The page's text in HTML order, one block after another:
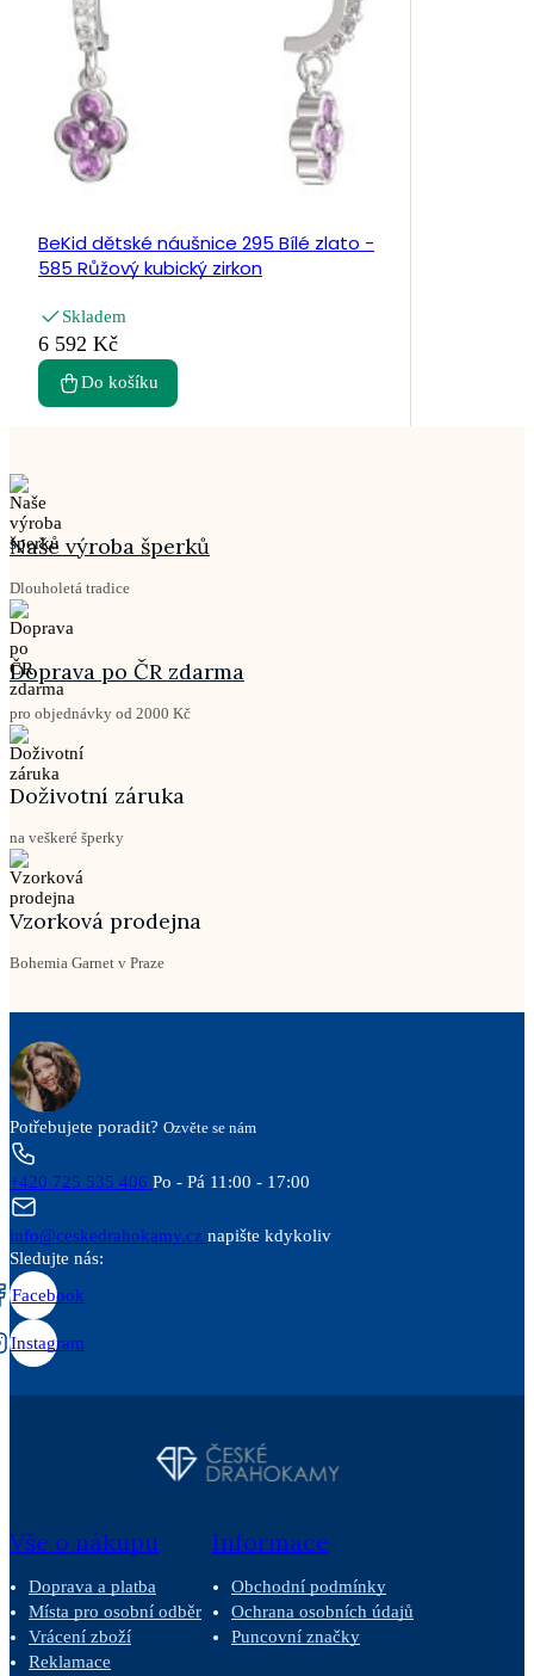
BeKid dětské náušnice 295 Bílé zlato -
585 Růžový kubický zirkon
Skladem
6 592 Kč
Do košíku
Naše výroba šperků
Dlouholetá tradice
Doprava po ČR zdarma
pro objednávky od 2000 Kč
Doživotní záruka
na veškeré šperky
Vzorková prodejna
Bohemia Garnet v Praze
Potřebujete poradit? Ozvěte se nám
+420 725 535 406 Po - Pá 11:00 - 17:00
info@ceskedrahokamy.cz napište kdykoliv
Sledujte nás:
Facebook
Instagram
Vše o nákupu
Doprava a platba
Místa pro osobní odběr
Vrácení zboží
Reklamace
Informace
Obchodní podmínky
Ochrana osobních údajů
Puncovní značky